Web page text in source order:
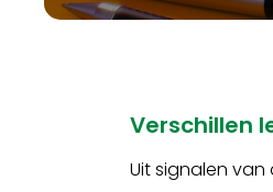
Verschillen
Uit signalen